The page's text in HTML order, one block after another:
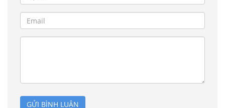
GỬI BÌNH LUẬN